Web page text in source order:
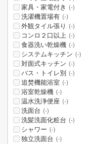
家具・家電付き (-)
洗濯機置場有 (-)
外観タイル張り (-)
コンロ２口以上 (-)
食器洗い乾燥機 (-)
システムキッチン (-)
対面式キッチン (-)
バス・トイレ別 (-)
追焚機能浴室 (-)
浴室乾燥機 (-)
温水洗浄便座 (-)
洗面台 (-)
洗髪洗面化粧台 (-)
シャワー (-)
独立洗面台 (-)